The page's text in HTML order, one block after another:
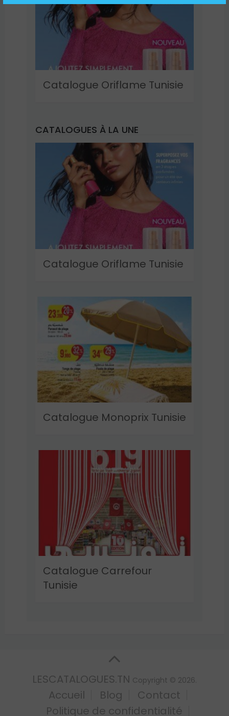
Catalogue Oriflame Tunisie
CATALOGUES À LA UNE
Catalogue Oriflame Tunisie
Catalogue Monoprix Tunisie
Catalogue Carrefour
Tunisie
LESCATALOGUES.TN Copyright © 2026.
Accueil Blog
Contact
Politique de confidentialité